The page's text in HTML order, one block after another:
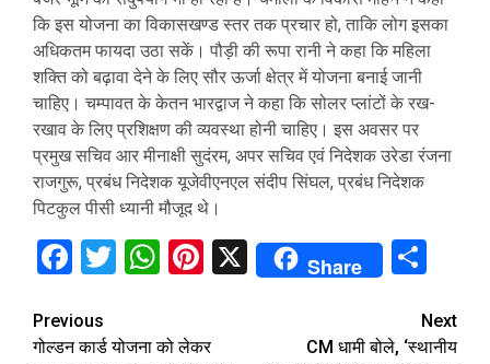
कि इस योजना का विकासखण्ड स्तर तक प्रचार हो, ताकि लोग इसका
अधिकतम फायदा उठा सकें। पौड़ी की रूपा रानी ने कहा कि महिला
शक्ति को बढ़ावा देने के लिए सौर ऊर्जा क्षेत्र में योजना बनाई जानी
चाहिए। चम्पावत के केतन भारद्वाज ने कहा कि सोलर प्लांटों के रख-
रखाव के लिए प्रशिक्षण की व्यवस्था होनी चाहिए। इस अवसर पर
प्रमुख सचिव आर मीनाक्षी सुदंरम, अपर सचिव एवं निदेशक उरेडा रंजना
राजगुरू, प्रबंध निदेशक यूजेवीएनएल संदीप सिंघल, प्रबंध निदेशक
पिटकुल पीसी ध्यानी मौजूद थे।
Facebook
Twitter
WhatsApp
Pinterest
X Share
Continue
Previous
गोल्डन कार्ड योजना को लेकर
Next
CM धामी बोले, ‘स्थानीय